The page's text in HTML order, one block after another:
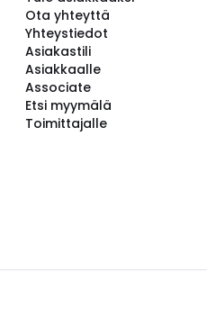
Ota yhteyttä
Yhteystiedot
Asiakastili
Asiakkaalle
Associate
Etsi myymälä
Toimittajalle